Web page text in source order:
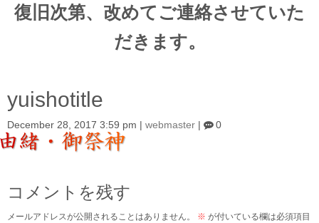
復旧次第、改めてご連絡させていた
だきます。
yuishotitle
December 28, 2017 3:59 pm | webmaster | 0
コメントを残す
メールアドレスが公開されることはありません。 ※ が付いている欄は必須項目